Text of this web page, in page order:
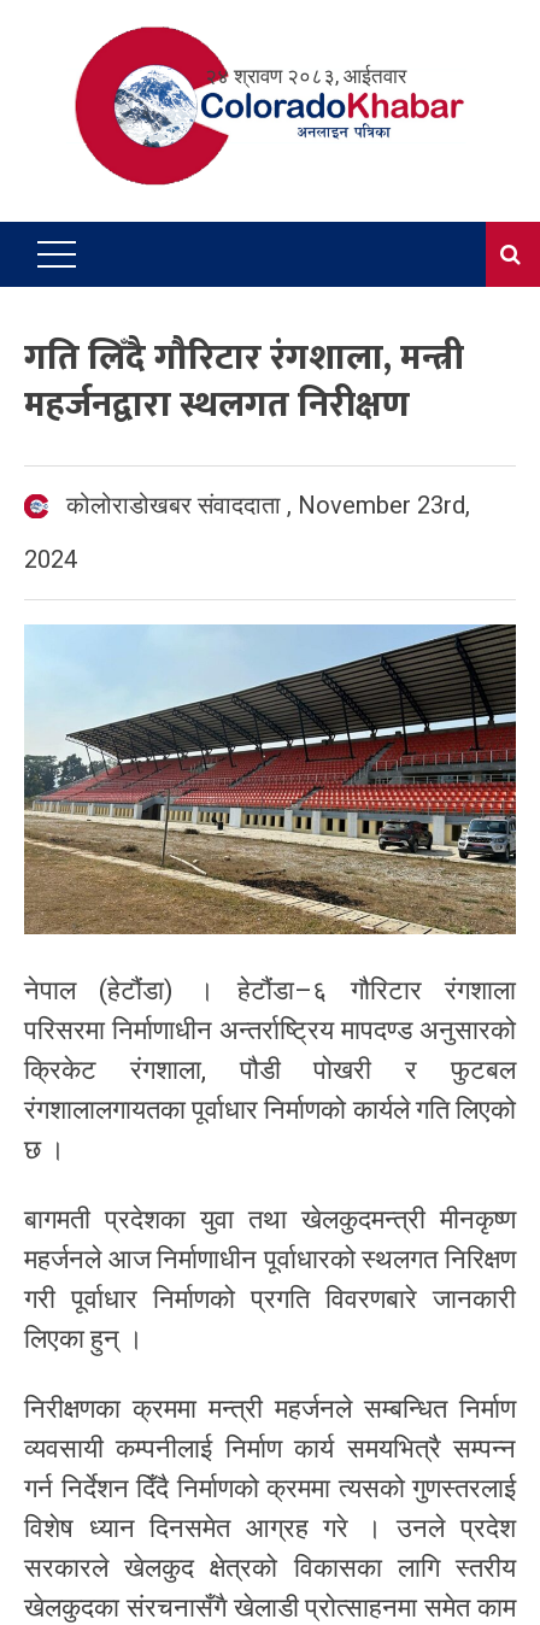
२४ श्रावण २०८३, आईतवार
गति लिँदै गौरिटार रंगशाला, मन्त्री
महर्जनद्वारा स्थलगत निरीक्षण
कोलोराडोखबर संवाददाता , November 23rd,
2024
नेपाल (हेटौंडा) । हेटौंडा–६ गौरिटार रंगशाला
परिसरमा निर्माणाधीन अन्तर्राष्ट्रिय मापदण्ड अनुसारको
क्रिकेट रंगशाला, पौडी पोखरी र फुटबल
रंगशालालगायतका पूर्वाधार निर्माणको कार्यले गति लिएको
छ ।
बागमती प्रदेशका युवा तथा खेलकुदमन्त्री मीनकृष्ण
महर्जनले आज निर्माणाधीन पूर्वाधारको स्थलगत निरिक्षण
गरी पूर्वाधार निर्माणको प्रगति विवरणबारे जानकारी
लिएका हुन् ।
निरीक्षणका क्रममा मन्त्री महर्जनले सम्बन्धित निर्माण
व्यवसायी कम्पनीलाई निर्माण कार्य समयभित्रै सम्पन्न
गर्न निर्देशन दिँदै निर्माणको क्रममा त्यसको गुणस्तरलाई
विशेष ध्यान दिनसमेत आग्रह गरे । उनले प्रदेश
सरकारले खेलकुद क्षेत्रको विकासका लागि स्तरीय
खेलकुदका संरचनासँगै खेलाडी प्रोत्साहनमा समेत काम